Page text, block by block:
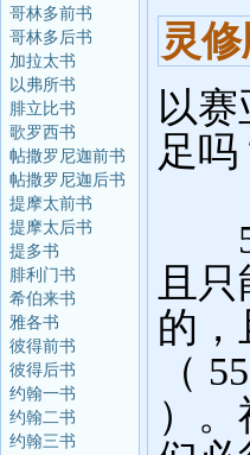
哥林多前书
哥林多后书
加拉太书
以弗所书
腓立比书
歌罗西书
帖撒罗尼迦前书
帖撒罗尼迦后书
提摩太前书
提摩太后书
提多书
腓利门书
希伯来书
雅各书
彼得前书
彼得后书
约翰一书
约翰二书
约翰三书